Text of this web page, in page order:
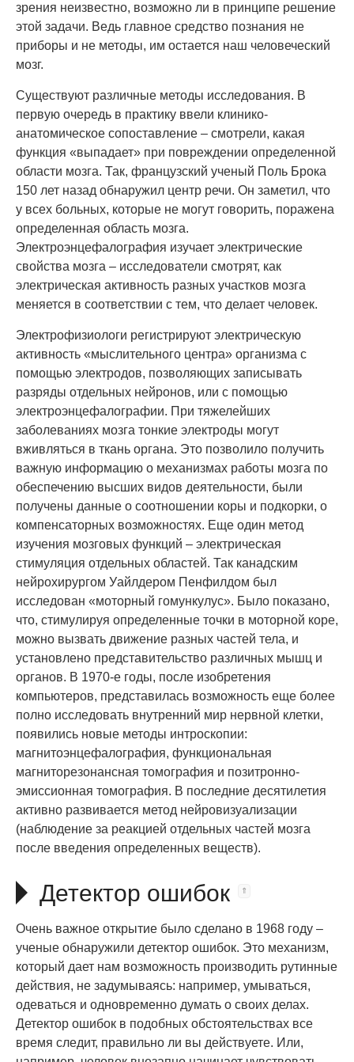
зрения неизвестно, возможно ли в принципе решение
этой задачи. Ведь главное средство познания не
приборы и не методы, им остается наш человеческий
мозг.
Существуют различные методы исследования. В
первую очередь в практику ввели клинико-
анатомическое сопоставление – смотрели, какая
функция «выпадает» при повреждении определенной
области мозга. Так, французский ученый Поль Брока
150 лет назад обнаружил центр речи. Он заметил, что
у всех больных, которые не могут говорить, поражена
определенная область мозга.
Электроэнцефалография изучает электрические
свойства мозга – исследователи смотрят, как
электрическая активность разных участков мозга
меняется в соответствии с тем, что делает человек.
Электрофизиологи регистрируют электрическую
активность «мыслительного центра» организма с
помощью электродов, позволяющих записывать
разряды отдельных нейронов, или с помощью
электроэнцефалографии. При тяжелейших
заболеваниях мозга тонкие электроды могут
вживляться в ткань органа. Это позволило получить
важную информацию о механизмах работы мозга по
обеспечению высших видов деятельности, были
получены данные о соотношении коры и подкорки, о
компенсаторных возможностях. Еще один метод
изучения мозговых функций – электрическая
стимуляция отдельных областей. Так канадским
нейрохирургом Уайлдером Пенфилдом был
исследован «моторный гомункулус». Было показано,
что, стимулируя определенные точки в моторной коре,
можно вызвать движение разных частей тела, и
установлено представительство различных мышц и
органов. В 1970-е годы, после изобретения
компьютеров, представилась возможность еще более
полно исследовать внутренний мир нервной клетки,
появились новые методы интроскопии:
магнитоэнцефалография, функциональная
магниторезонансная томография и позитронно-
эмиссионная томография. В последние десятилетия
активно развивается метод нейровизуализации
(наблюдение за реакцией отдельных частей мозга
после введения определенных веществ).
Детектор ошибок
Очень важное открытие было сделано в 1968 году –
ученые обнаружили детектор ошибок. Это механизм,
который дает нам возможность производить рутинные
действия, не задумываясь: например, умываться,
одеваться и одновременно думать о своих делах.
Детектор ошибок в подобных обстоятельствах все
время следит, правильно ли вы действуете. Или,